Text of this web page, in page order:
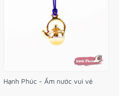
Hạnh Phúc - Ấm nước vui vẻ